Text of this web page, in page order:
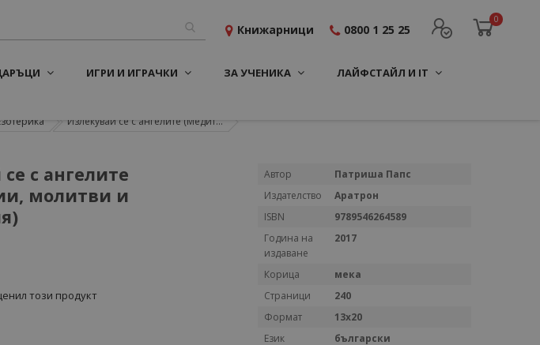
0
Книжарници 0800 1 25 25
ИГРИ И ИГРАЧКИ ЗА УЧЕНИКА ЛАЙФСТАЙЛ И IT
Излекувай се с ангелите (Медит...
с ангелите
молитви и
този продукт
Повече
Автор
Патриша Папс
Издателство
Аратрон
ISBN
9789546264589
Година на
издаване
2017
Корица
мека
Страници
240
Формат
13х20
Език
български